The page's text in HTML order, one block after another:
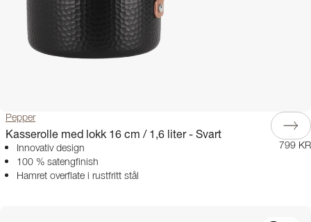
Pepper
Kasserolle med lokk 16 cm / 1,6 liter - Svart
Innovativ design
100 % satengfinish
Hamret overflate i rustfritt stål
799 KR